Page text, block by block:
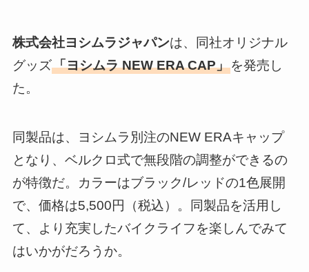
株式会社ヨシムラジャパンは、同社オリジナル
グッズ「ヨシムラ NEW ERA CAP」を発売し
た。
同製品は、ヨシムラ別注のNEW ERAキャップ
となり、ベルクロ式で無段階の調整ができるの
が特徴だ。カラーはブラック/レッドの1色展開
で、価格は5,500円（税込）。同製品を活用し
て、より充実したバイクライフを楽しんでみて
はいかがだろうか。